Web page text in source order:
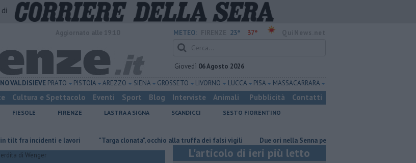
METEO: 23° 37°
Giovedì 06 Agosto 2026
VALDISIEVE PRATO PISTOIA AREZZO SIENA GROSSETO LIVORNO LUCCA PISA MASSA CARRARA
Cultura e Spettacolo Eventi Sport Blog Interviste Animali Pubblicità Contatti
FIESOLE FIRENZE LASTRA A SIGNA SCANDICCI
SESTO FIORENTINO
e lavori "Targa clonata", occhio alla truffa dei falsi vigili Due ori nella Senna per Ginevra Taddeucci
L'articolo di ieri più letto